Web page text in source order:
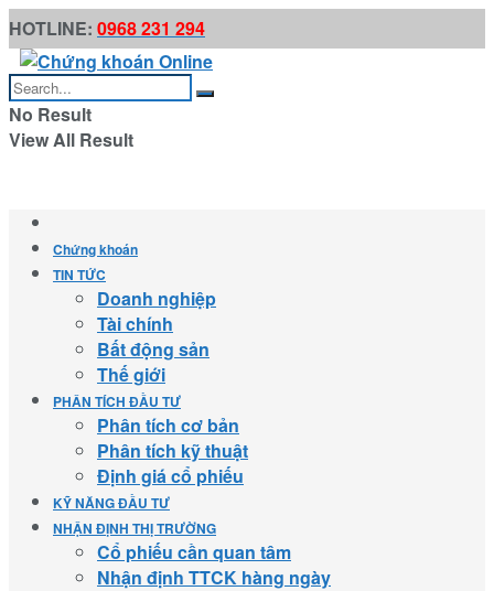
HOTLINE: 0968 231 294
No Result
View All Result
Chứng khoán
TIN TỨC
Doanh nghiệp
Tài chính
Bất động sản
Thế giới
PHÂN TÍCH ĐẦU TƯ
Phân tích cơ bản
Phân tích kỹ thuật
Định giá cổ phiếu
KỸ NĂNG ĐẦU TƯ
NHẬN ĐỊNH THỊ TRƯỜNG
Cổ phiếu cần quan tâm
Nhận định TTCK hàng ngày